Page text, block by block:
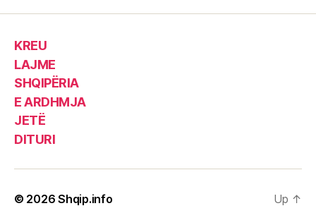
KREU
LAJME
SHQIPËRIA
E ARDHMJA
JETË
DITURI
© 2026Shqip.info Up ↑